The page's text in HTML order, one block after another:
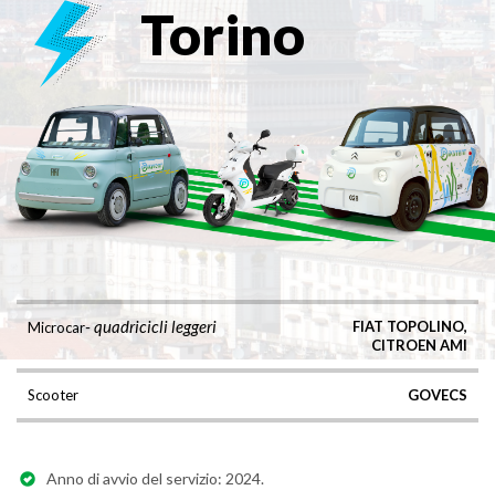
Torino
Microcar- quadricicli leggeri
FIAT TOPOLINO,
CITROEN AMI
Scooter GOVECS
Anno di avvio del servizio: 2024.